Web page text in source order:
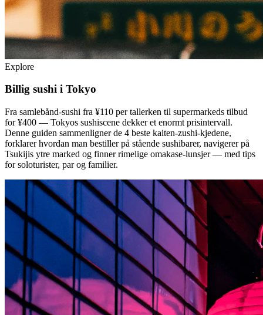
Explore
Billig sushi i Tokyo
Fra samlebånd-sushi fra ¥110 per tallerken til supermarkeds tilbud
for ¥400 — Tokyos sushiscene dekker et enormt prisintervall.
Denne guiden sammenligner de 4 beste kaiten-zushi-kjedene,
forklarer hvordan man bestiller på stående sushibarer, navigerer på
Tsukijis ytre marked og finner rimelige omakase-lunsjer — med tips
for soloturister, par og familier.